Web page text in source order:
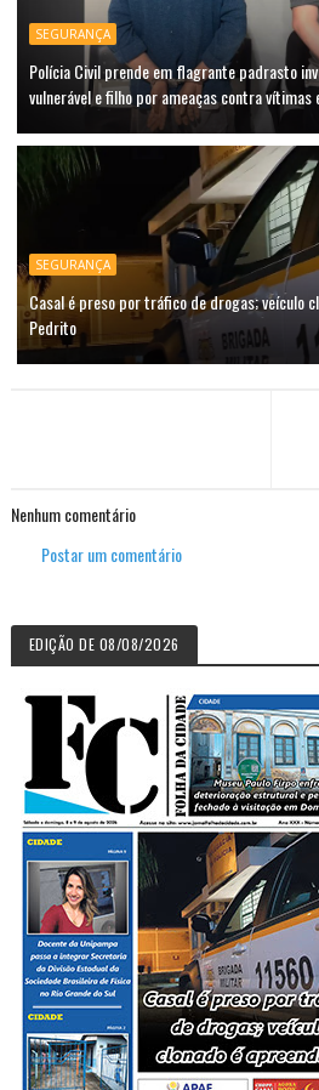
SEGURANÇA
Polícia Civil prende em flagrante padrasto
vulnerável e filho por ameaças contra vítimas
SEGURANÇA
Casal é preso por tráfico de drogas; veículo
Pedrito
Nenhum comentário
Postar um comentário
EDIÇÃO DE 08/08/2026